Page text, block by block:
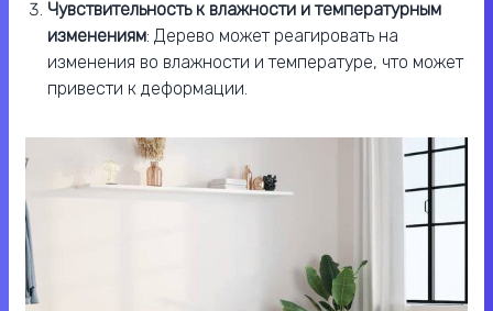
Чувствительность к влажности и температурным
изменениям: Дерево может реагировать на
изменения во влажности и температуре, что может
привести к деформации.